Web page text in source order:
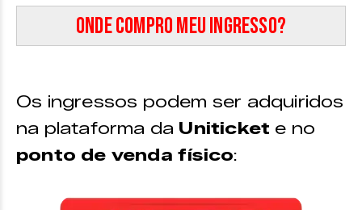
Onde compro meu ingresso?
Os ingressos podem ser adquiridos
na plataforma da Uniticket e no
ponto de venda físico: